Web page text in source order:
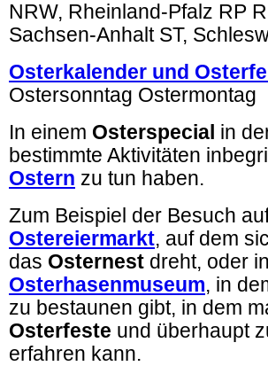
NRW, Rheinland-Pfalz RP
Sachsen-Anhalt ST,
Osterkalender und
Ostersonntag Ostermontag
In einem Osterspecial in
bestimmte Aktivitäten
Ostern zu tun haben.
Zum Beispiel der Besuch
Ostereiermarkt, auf dem
das Osternest dreht, oder
Osterhasenmuseum, in
zu bestaunen gibt, in dem
Osterfeste und überhaupt
erfahren kann.